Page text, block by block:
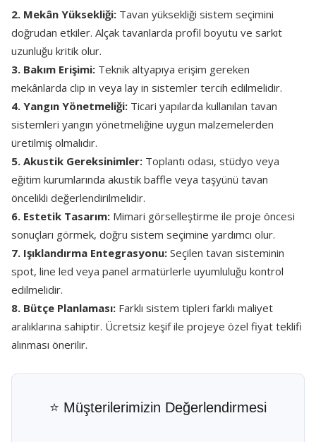
2. Mekân Yüksekliği: Tavan yüksekliği sistem seçimini
doğrudan etkiler. Alçak tavanlarda profil boyutu ve sarkıt
uzunluğu kritik olur.
3. Bakım Erişimi: Teknik altyapıya erişim gereken
mekânlarda clip in veya lay in sistemler tercih edilmelidir.
4. Yangın Yönetmeliği: Ticari yapılarda kullanılan tavan
sistemleri yangın yönetmeliğine uygun malzemelerden
üretilmiş olmalıdır.
5. Akustik Gereksinimler: Toplantı odası, stüdyo veya
eğitim kurumlarında akustik baffle veya taşyünü tavan
öncelikli değerlendirilmelidir.
6. Estetik Tasarım: Mimari görselleştirme ile proje öncesi
sonuçları görmek, doğru sistem seçimine yardımcı olur.
7. Işıklandırma Entegrasyonu: Seçilen tavan sisteminin
spot, line led veya panel armatürlerle uyumluluğu kontrol
edilmelidir.
8. Bütçe Planlaması: Farklı sistem tipleri farklı maliyet
aralıklarına sahiptir. Ücretsiz keşif ile projeye özel fiyat teklifi
alınması önerilir.
⭐ Müşterilerimizin Değerlendirmesi